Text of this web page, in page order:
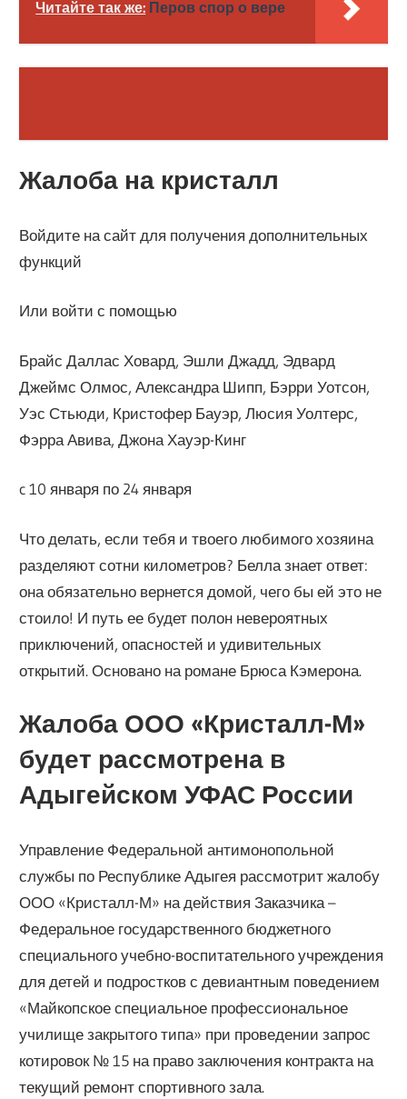
Читайте так же: Перов спор о вере
Жалоба на кристалл
Войдите на сайт для получения дополнительных
функций
Или войти с помощью
Брайс Даллас Ховард, Эшли Джадд, Эдвард
Джеймс Олмос, Александра Шипп, Бэрри Уотсон,
Уэс Стьюди, Кристофер Бауэр, Люсия Уолтерс,
Фэрра Авива, Джона Хауэр-Кинг
c 10 января по 24 января
Что делать, если тебя и твоего любимого хозяина
разделяют сотни километров? Белла знает ответ:
она обязательно вернется домой, чего бы ей это не
стоило! И путь ее будет полон невероятных
приключений, опасностей и удивительных
открытий. Основано на романе Брюса Кэмерона.
Жалоба ООО «Кристалл-М»
будет рассмотрена в
Адыгейском УФАС России
Управление Федеральной антимонопольной
службы по Республике Адыгея рассмотрит жалобу
ООО «Кристалл-М» на действия Заказчика –
Федеральное государственного бюджетного
специального учебно-воспитательного учреждения
для детей и подростков с девиантным поведением
«Майкопское специальное профессиональное
училище закрытого типа» при проведении запрос
котировок № 15 на право заключения контракта на
текущий ремонт спортивного зала.